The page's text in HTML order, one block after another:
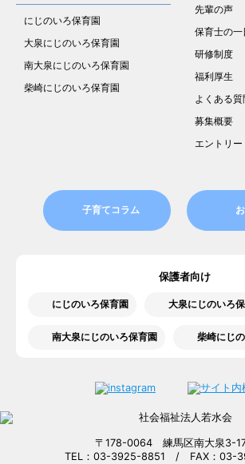
にじのいろ保育園
大泉にじのいろ保育園
南大泉にじのいろ保育園
柴崎にじのいろ保育園
先輩の声
保育士の一
研修制度
福利厚生
よくある質
募集概要
エントリー
子育てコラム
保護者向け
にじのいろ保育園 大泉にじのいろ
南大泉にじのいろ保育園 柴崎にじ
〒178-0064 練馬区南大泉3-
TEL：03-3925-8851 / FAX：03-